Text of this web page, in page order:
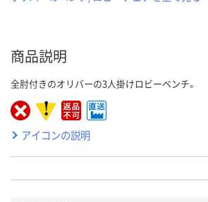
商品説明
全肘付きのオリバーの3人掛けロビーベンチ。
アイコンの説明